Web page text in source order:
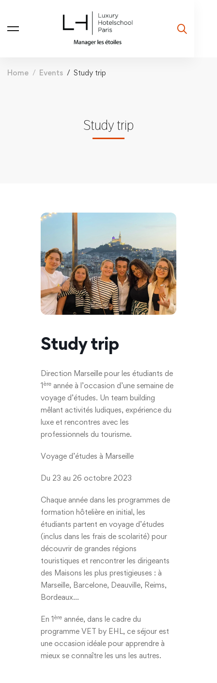
Home Events Study trip
Study trip
Study trip
Direction Marseille pour les étudiants de
1 ère année à l’occasion d’une semaine de
voyage d’études. Un team building
mêlant activités ludiques, expérience du
luxe et rencontres avec les
professionnels du tourisme.
Voyage d’études à Marseille
Du 23 au 26 octobre 2023
Chaque année dans les programmes de
formation hôtelière en initial, les
étudiants partent en voyage d’études
(inclus dans les frais de scolarité) pour
découvrir de grandes régions
touristiques et rencontrer les dirigeants
des Maisons les plus prestigieuses : à
Marseille, Barcelone, Deauville, Reims,
Bordeaux…
En 1 ère année, dans le cadre du
programme VET by EHL, ce séjour est
une occasion idéale pour apprendre à
mieux se connaître les uns les autres.